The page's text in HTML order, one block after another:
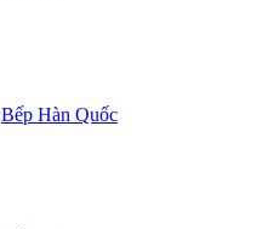
Bếp Hàn Quốc